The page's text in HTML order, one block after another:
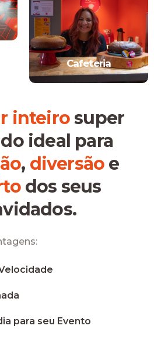
Cafeteria
inteirosuper
ideal para
, diversão e
dos seus
para seu Evento